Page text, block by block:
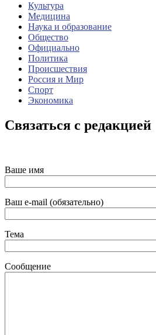
Культура
Медицина
Наука и образование
Общество
Официально
Политика
Происшествия
Россия и Мир
Спорт
Экономика
Связаться с редакцией
Ваше имя
Ваш e-mail (обязательно)
Тема
Сообщение